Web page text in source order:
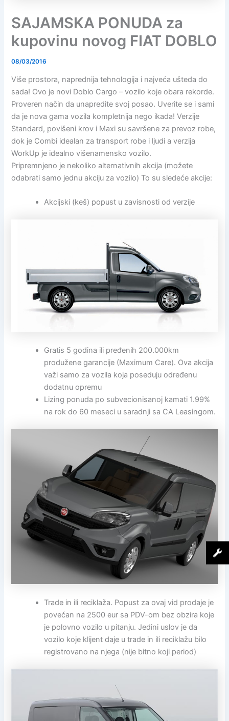
SAJAMSKA PONUDA za
kupovinu novog FIAT DOBLO
08/03/2016
Više prostora, naprednija tehnologija i najveća ušteda do
sada! Ovo je novi Doblo Cargo – vozilo koje obara rekorde.
Proveren način da unapredite svoj posao. Uverite se i sami
da je nova gama vozila kompletnija nego ikada! Verzije
Standard, povišeni krov i Maxi su savršene za prevoz robe,
dok je Combi idealan za transport robe i ljudi a verzija
WorkUp je idealno višenamensko vozilo.
Pripremnjeno je nekoliko alternativnih akcija (možete
odabrati samo jednu akciju za vozilo) To su sledeće akcije:
Akcijski (keš) popust u zavisnosti od verzije
Gratis 5 godina ili pređenih 200.000km
produžene garancije (Maximum Care). Ova akcija
važi samo za vozila koja poseduju određenu
dodatnu opremu
Lizing ponuda po subvecionisanoj kamati 1.99%
na rok do 60 meseci u saradnji sa CA Leasingom.
Trade in ili reciklaža. Popust za ovaj vid prodaje je
povećan na 2500 eur sa PDV-om bez obzira koje
je polovno vozilo u pitanju. Jedini uslov je da
vozilo koje klijent daje u trade in ili reciklažu bilo
registrovano na njega (nije bitno koji period)